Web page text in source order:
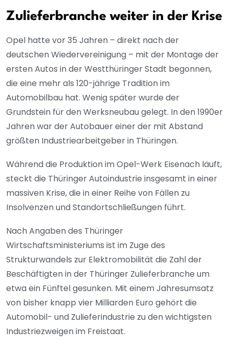
Zulieferbranche weiter in der Krise
Opel hatte vor 35 Jahren – direkt nach der
deutschen Wiedervereinigung – mit der Montage der
ersten Autos in der Westthüringer Stadt begonnen,
die eine mehr als 120-jährige Tradition im
Automobilbau hat. Wenig später wurde der
Grundstein für den Werksneubau gelegt. In den 1990er
Jahren war der Autobauer einer der mit Abstand
größten Industriearbeitgeber in Thüringen.
Während die Produktion im Opel-Werk Eisenach läuft,
steckt die Thüringer Autoindustrie insgesamt in einer
massiven Krise, die in einer Reihe von Fällen zu
Insolvenzen und Standortschließungen führt.
Nach Angaben des Thüringer
Wirtschaftsministeriums ist im Zuge des
Strukturwandels zur Elektromobilität die Zahl der
Beschäftigten in der Thüringer Zulieferbranche um
etwa ein Fünftel gesunken. Mit einem Jahresumsatz
von bisher knapp vier Milliarden Euro gehört die
Automobil- und Zulieferindustrie zu den wichtigsten
Industriezweigen im Freistaat.